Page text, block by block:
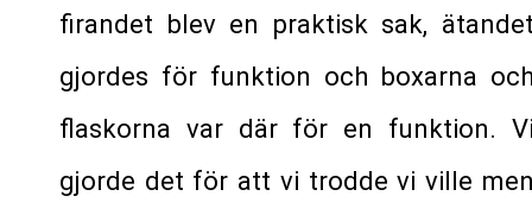
firandet blev en praktisk sak,
gjordes för funktion och boxarna
flaskorna var där för en funktion.
gjorde det för att vi trodde vi ville